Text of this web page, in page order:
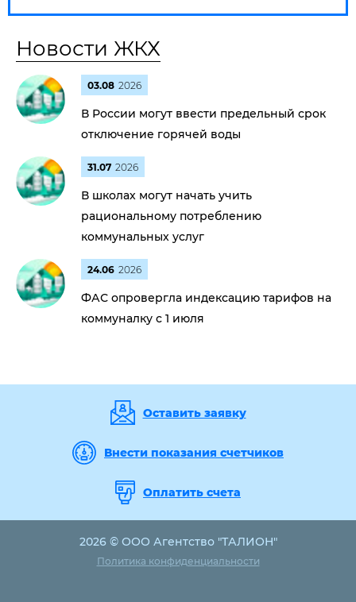
Новости ЖКХ
03.08 2026
В России могут ввести предельный срок
отключение горячей воды
31.07 2026
В школах могут начать учить
рациональному потреблению
коммунальных услуг
24.06 2026
ФАС опровергла индексацию тарифов на
коммуналку с 1 июля
Оставить заявку
Внести показания счетчиков
Оплатить счета
2026 © ООО Агентство "ТАЛИОН"
Политика конфиденциальности